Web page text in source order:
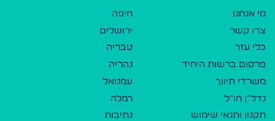
מי אנחנו
צרו קשר
כלי עזר
פרסום ברשות היחיד
משרדי תיווך
נדל"ן חו"ל
תקנון ותנאי שימוש
חיפה
ירושלים
טבריה
נהריה
עמנואל
רמלה
נתיבות